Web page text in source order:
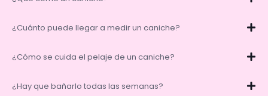
¿Cuánto puede llegar a medir un caniche?
¿Cómo se cuida el pelaje de un caniche?
¿Hay que bañarlo todas las semanas?